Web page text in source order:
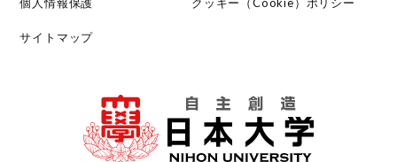
個人情報保護 クッキー（Cookie）ポリシー
サイトマップ